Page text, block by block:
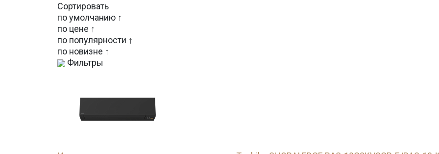
Сортировать
по умолчанию ↑
по цене ↑
по популярности ↑
по новизне ↑
Фильтры